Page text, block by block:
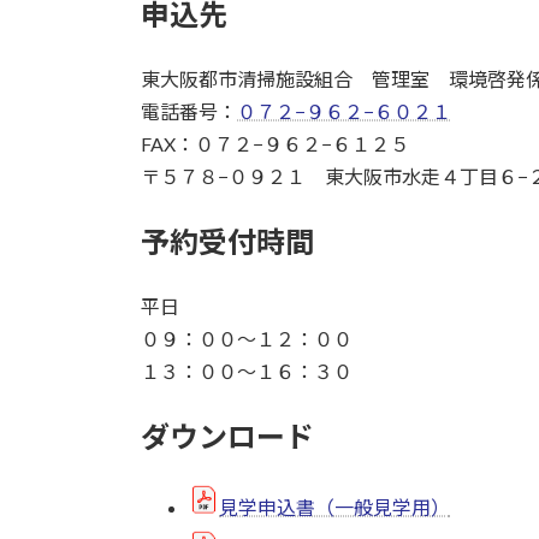
申込先
東大阪都市清掃施設組合 管理室 環境啓発
電話番号： ０７２−９６２−６０２１
FAX：０７２−９６２−６１２５
〒５７８−０９２１ 東大阪市水走４丁目６−
予約受付時間
平日
０９：００〜１２：００
１３：００〜１６：３０
ダウンロード
見学申込書（一般見学用）